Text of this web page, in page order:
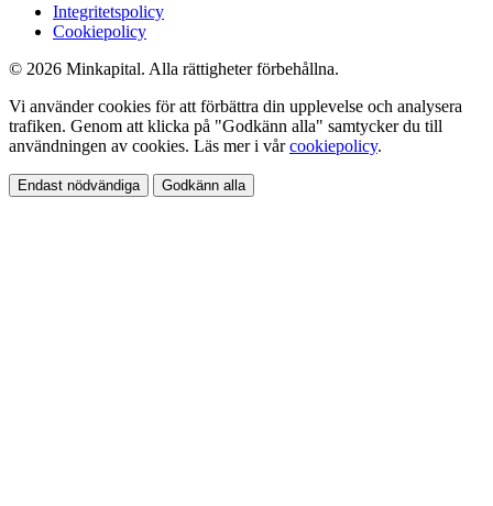
Integritetspolicy
Cookiepolicy
© 2026 Minkapital. Alla rättigheter förbehållna.
Vi använder cookies för att förbättra din upplevelse och analysera
trafiken. Genom att klicka på "Godkänn alla" samtycker du till
användningen av cookies. Läs mer i vårcookiepolicy.
Endast nödvändiga Godkänn alla